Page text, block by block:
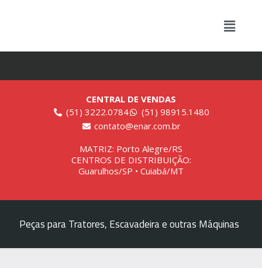
CENTRAL DE VENDAS
(51) 3222.0784
(51) 98915.1480
contato@enar.com.br
MATRIZ: Porto Alegre/RS
CENTROS DE DISTRIBUIÇÃO:
Guarulhos/SP • Cuiabá/MT
Peças para Tratores, Escavadeira e outras Máquinas